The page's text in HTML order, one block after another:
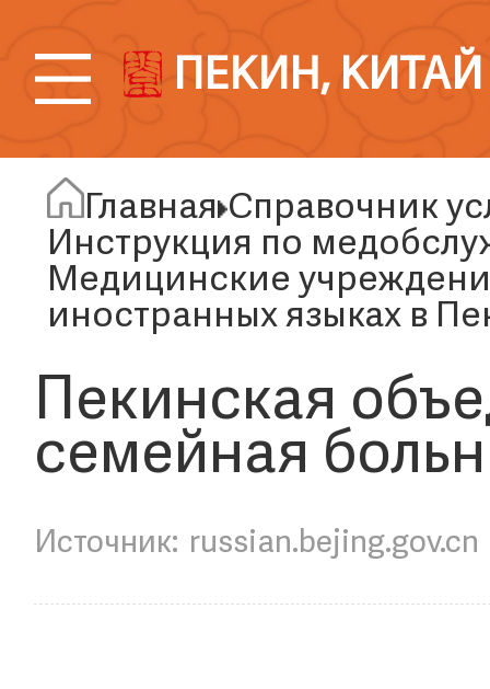
ПЕКИН, КИТАЙ
Главная Справочник
Инструкция по
Медицинские
иностранных языках в
Пекинская
семейная
russian.bejing.gov.cn